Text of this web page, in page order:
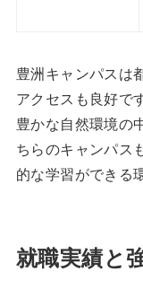
豊洲キャンパスは
アクセスも良好で
豊かな自然環境の
ちらのキャンパス
的な学習ができる
就職実績と